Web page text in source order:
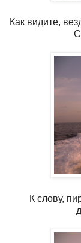
Как видите,
К слову,